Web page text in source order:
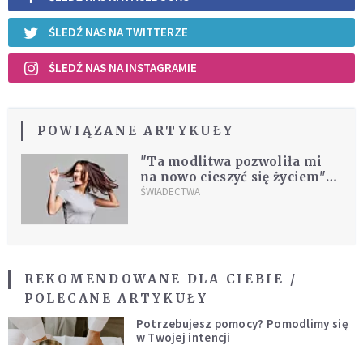
ŚLEDŹ NAS NA TWITTERZE
ŚLEDŹ NAS NA INSTAGRAMIE
POWIĄZANE ARTYKUŁY
"Ta modlitwa pozwoliła mi
na nowo cieszyć się życiem"
[ŚWIADECTWO]
ŚWIADECTWA
REKOMENDOWANE DLA CIEBIE /
POLECANE ARTYKUŁY
Potrzebujesz pomocy? Pomodlimy się
w Twojej intencji